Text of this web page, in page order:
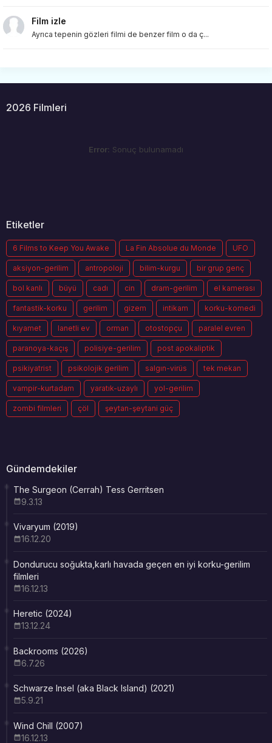
Film izle
Ayrıca tepenin gözleri filmi de benzer film o da ç...
2026 Filmleri
Error: Sonuç bulunamadı
Etiketler
6 Films to Keep You Awake La Fin Absolue du Monde UFO
aksiyon-gerilim antropoloji bilim-kurgu bir grup genç
bol kanlı büyü cadı cin dram-gerilim el kamerası
fantastik-korku gerilim gizem intikam korku-komedi
kıyamet lanetli ev orman otostopçu paralel evren
paranoya-kaçış polisiye-gerilim post apokaliptik
psikiyatrist psikolojik gerilim salgın-virüs tek mekan
vampir-kurtadam yaratık-uzaylı yol-gerilim
zombi filmleri çöl şeytan-şeytani güç
Gündemdekiler
The Surgeon (Cerrah) Tess Gerritsen
9.3.13
Vivaryum (2019)
16.12.20
Dondurucu soğukta,karlı havada geçen en iyi korku-gerilim
filmleri
16.12.13
Heretic (2024)
13.12.24
Backrooms (2026)
6.7.26
Schwarze Insel (aka Black Island) (2021)
5.9.21
Wind Chill (2007)
16.12.13